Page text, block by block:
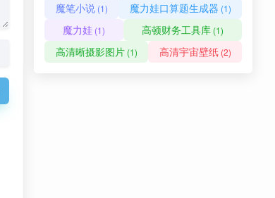
魔笔小说(1) 魔力娃口算题生成器 (1)
魔力娃 (1) 高顿财务工具库 (1)
高清晰摄影图片(1) 高清宇宙壁纸(2)